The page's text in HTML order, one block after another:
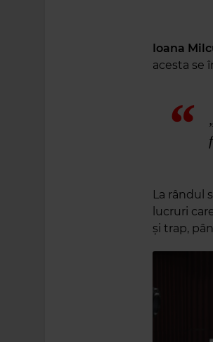
Ioana
acesta se
La rândul
lucruri
și trap,